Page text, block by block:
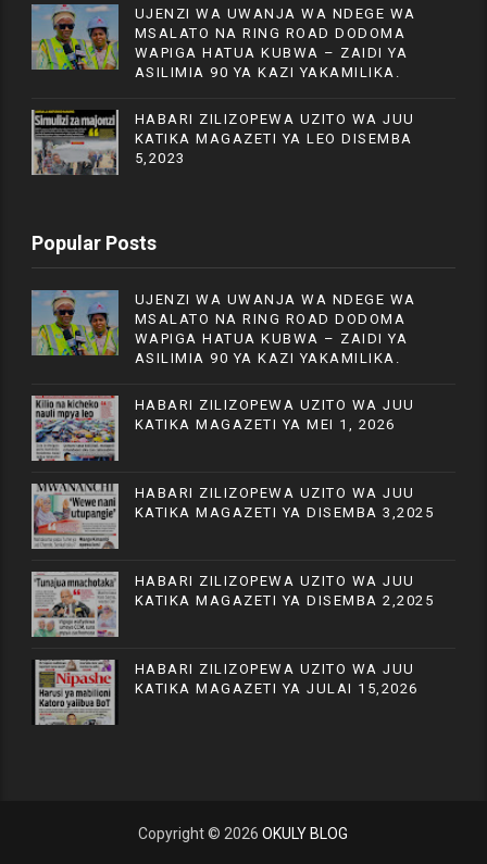
UJENZI WA UWANJA WA NDEGE WA
MSALATO NA RING ROAD DODOMA
WAPIGA HATUA KUBWA – ZAIDI YA
ASILIMIA 90 YA KAZI YAKAMILIKA.
HABARI ZILIZOPEWA UZITO WA JUU
KATIKA MAGAZETI YA LEO DISEMBA
5,2023
Popular Posts
UJENZI WA UWANJA WA NDEGE WA
MSALATO NA RING ROAD DODOMA
WAPIGA HATUA KUBWA – ZAIDI YA
ASILIMIA 90 YA KAZI YAKAMILIKA.
HABARI ZILIZOPEWA UZITO WA JUU
KATIKA MAGAZETI YA MEI 1, 2026
HABARI ZILIZOPEWA UZITO WA JUU
KATIKA MAGAZETI YA DISEMBA 3,2025
HABARI ZILIZOPEWA UZITO WA JUU
KATIKA MAGAZETI YA DISEMBA 2,2025
HABARI ZILIZOPEWA UZITO WA JUU
KATIKA MAGAZETI YA JULAI 15,2026
Copyright © 2026OKULY BLOG